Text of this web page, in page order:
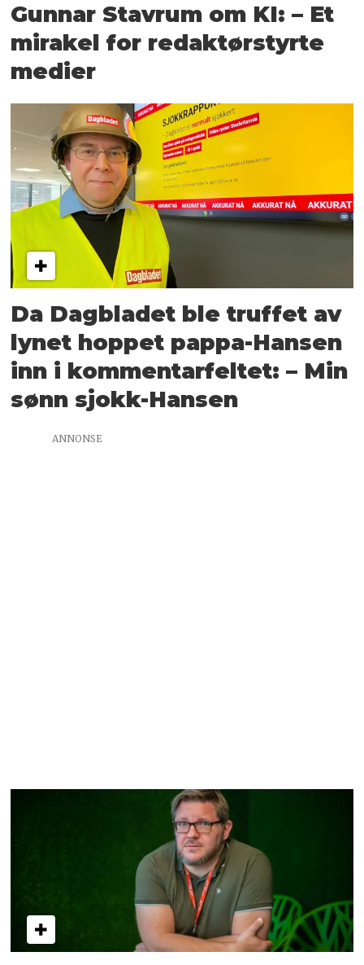
Gunnar Stavrum om KI: – Et
mirakel for redaktørstyrte
medier
Da Dagbladet ble truffet av
lynet hoppet pappa-Hansen
inn i kommentarfeltet: – Min
sønn sjokk-Hansen
ANNONSE